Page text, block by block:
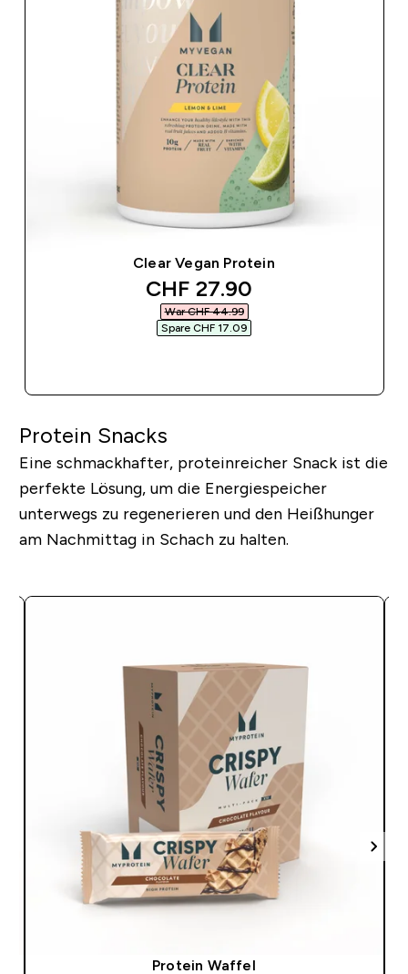
Clear Vegan Protein
discounted price
CHF 27.90‎
War CHF 44.99‎
Spare CHF 17.09‎
Protein Snacks
Eine schmackhafter, proteinreicher Snack ist die
perfekte Lösung, um die Energiespeicher
unterwegs zu regenerieren und den Heißhunger
am Nachmittag in Schach zu halten.
Protein Waffel